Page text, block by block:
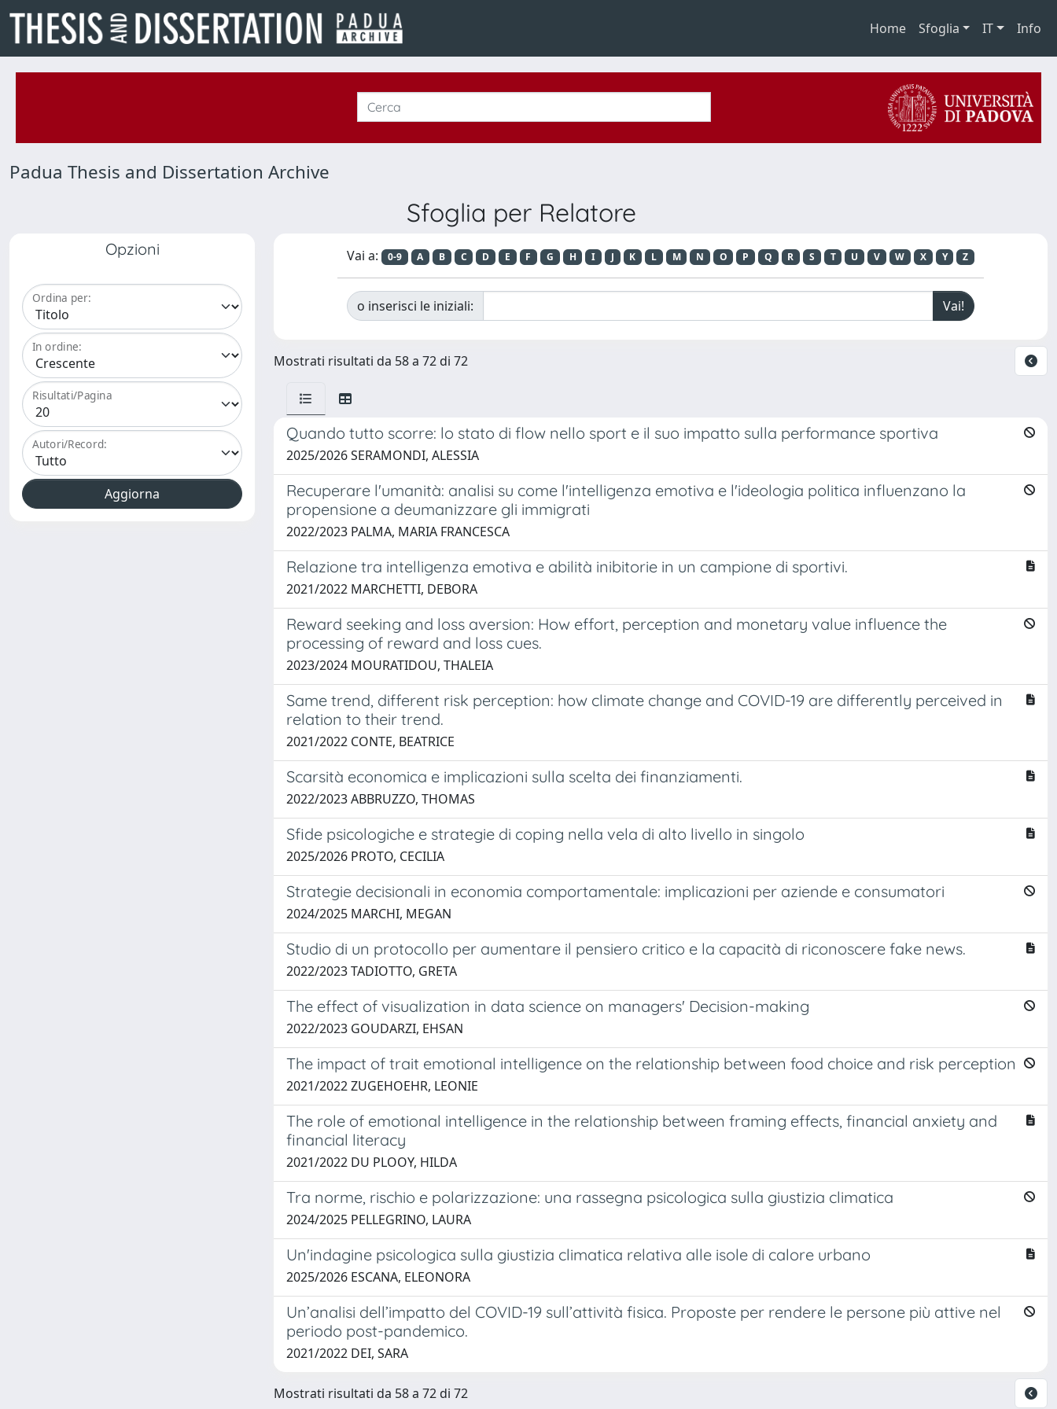
Home Sfoglia IT Info
Padua Thesis and Dissertation Archive
Sfoglia per Relatore
Opzioni
Ordina per:
In ordine:
Risultati/Pagina
Autori/Record:
Vai a: 0-9 A B C D E F G H I J K L M N O P Q R S T U V W X Y Z
o inserisci le iniziali:
Mostrati risultati da 58 a 72 di 72
Quando tutto scorre: lo stato di flow nello sport e il suo impatto sulla performance sportiva
2025/2026 SERAMONDI, ALESSIA
Recuperare l'umanità: analisi su come l'intelligenza emotiva e l'ideologia politica influenzano la
propensione a deumanizzare gli immigrati
2022/2023 PALMA, MARIA FRANCESCA
Relazione tra intelligenza emotiva e abilità inibitorie in un campione di sportivi.
2021/2022 MARCHETTI, DEBORA
Reward seeking and loss aversion: How effort, perception and monetary value influence the
processing of reward and loss cues.
2023/2024 MOURATIDOU, THALEIA
Same trend, different risk perception: how climate change and COVID-19 are differently perceived in
relation to their trend.
2021/2022 CONTE, BEATRICE
Scarsità economica e implicazioni sulla scelta dei finanziamenti.
2022/2023 ABBRUZZO, THOMAS
Sfide psicologiche e strategie di coping nella vela di alto livello in singolo
2025/2026 PROTO, CECILIA
Strategie decisionali in economia comportamentale: implicazioni per aziende e consumatori
2024/2025 MARCHI, MEGAN
Studio di un protocollo per aumentare il pensiero critico e la capacità di riconoscere fake news.
2022/2023 TADIOTTO, GRETA
The effect of visualization in data science on managers' Decision-making
2022/2023 GOUDARZI, EHSAN
The impact of trait emotional intelligence on the relationship between food choice and risk perception
2021/2022 ZUGEHOEHR, LEONIE
The role of emotional intelligence in the relationship between framing effects, financial anxiety and
financial literacy
2021/2022 DU PLOOY, HILDA
Tra norme, rischio e polarizzazione: una rassegna psicologica sulla giustizia climatica
2024/2025 PELLEGRINO, LAURA
Un'indagine psicologica sulla giustizia climatica relativa alle isole di calore urbano
2025/2026 ESCANA, ELEONORA
Un’analisi dell’impatto del COVID-19 sull’attività fisica. Proposte per rendere le persone più attive nel
periodo post-pandemico.
2021/2022 DEI, SARA
Mostrati risultati da 58 a 72 di 72